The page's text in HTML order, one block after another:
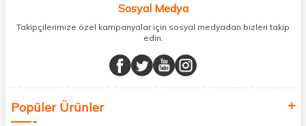
minerallere kadar binlerce ürünü uygun fiyat ve hızlı kargo avantajıyla
sunuyoruz.
buluşturuyor ve online alışveriş deneyiminizi en iyi hale getiriyoruz.
Sağlık, güzellik ve iyi yaşam için aradığınız her şey burada!
değer katmak için bize katılın!
Sosyal Medya
Takipçilerimize özel kampanyalar için sosyal medyadan bizleri takip
edin.
Popüler Ürünler